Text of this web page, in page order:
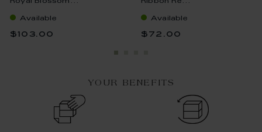
Available
$103.00
Available
$72.00
YOUR BENEFITS